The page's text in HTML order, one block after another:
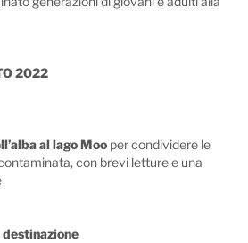
2022
al lago Moo per condividere le
con brevi letture e una
destinazione